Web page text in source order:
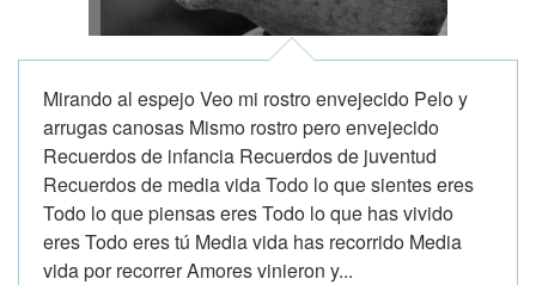
Mirando al espejo Veo mi rostro envejecido Pelo y
arrugas canosas Mismo rostro pero envejecido
Recuerdos de infancia Recuerdos de juventud
Recuerdos de media vida Todo lo que sientes eres
Todo lo que piensas eres Todo lo que has vivido
eres Todo eres tú Media vida has recorrido Media
vida por recorrer Amores vinieron y...